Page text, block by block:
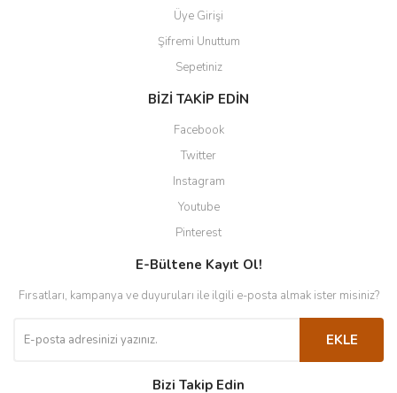
Üye Girişi
Şifremi Unuttum
Sepetiniz
BİZİ TAKİP EDİN
Facebook
Twitter
Instagram
Youtube
Pinterest
E-Bültene Kayıt Ol!
Fırsatları, kampanya ve duyuruları ile ilgili e-posta almak ister misiniz?
EKLE
Bizi Takip Edin